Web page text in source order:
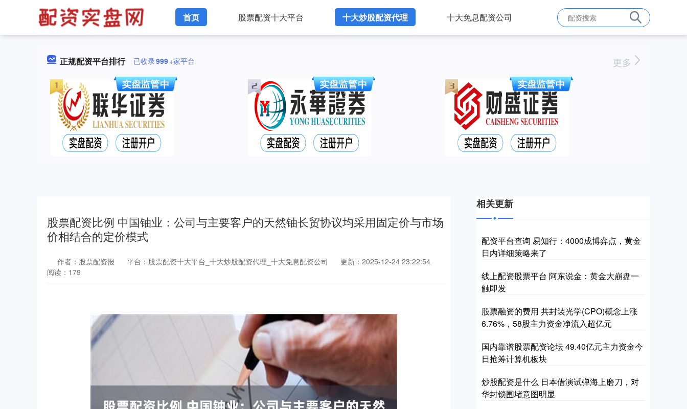
首页 股票配资十大平台 十大炒股配资代理 十大免息配资公司
正规配资平台排行 已收录999+家平台 更多
股票配资比例 中国铀业：公司与主要客户的天然铀长贸协议均采用固定价与市场
价相结合的定价模式
作者：股票配资报 平台：股票配资十大平台_十大炒股配资代理_十大免息配资公司
更新：2025-12-24 23:22:54
阅读：179
相关更新
配资平台查询 易知行：4000成博弈点，黄金
日内详细策略来了
线上配资股票平台 阿东说金：黄金大崩盘一
触即发
股票融资的费用 共封装光学(CPO)概念上涨
6.76%，58股主力资金净流入超亿元
国内靠谱股票配资论坛 49.40亿元主力资金今
日抢筹计算机板块
炒股配资是什么 日本借演试弹海上磨刀，对
华封锁围堵意图明显